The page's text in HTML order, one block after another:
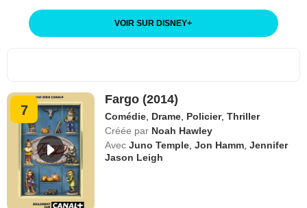
VOIR SUR DISNEY+
7
Fargo (2014)
Comédie Drame Policier,Thriller
Créée par Noah Hawley
Avec Juno Temple ,Jon Hamm ,Jennifer
Jason Leigh